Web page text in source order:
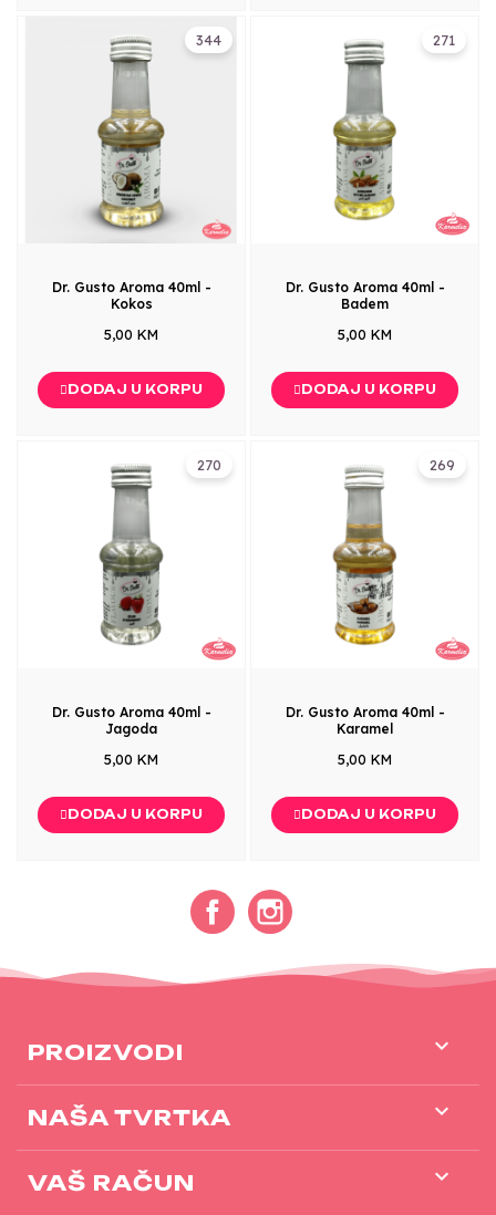
344
Dr. Gusto Aroma 40ml -
Kokos
5,00 KM
DODAJ U KORPU
271
Dr. Gusto Aroma 40ml -
Badem
5,00 KM
DODAJ U KORPU
270
Dr. Gusto Aroma 40ml -
Jagoda
5,00 KM
DODAJ U KORPU
269
Dr. Gusto Aroma 40ml -
Karamel
5,00 KM
DODAJ U KORPU
Facebook
PROIZVODI 
NAŠA TVRTKA 
VAŠ RAČUN 